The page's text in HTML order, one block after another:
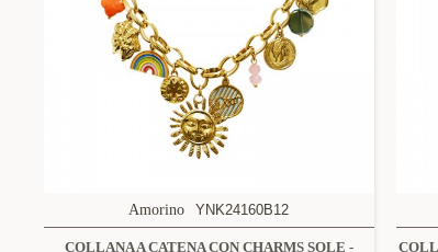
Amorino YNK24160B12
COLLANA A CATENA CON CHARMS SOLE -